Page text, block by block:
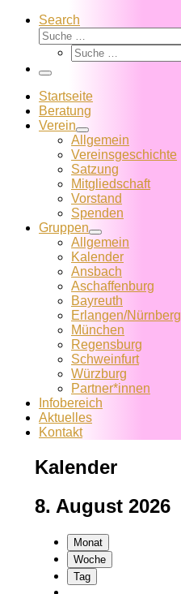
Search
Suche
Suche
Menü
Startseite
Beratung
Verein
Allgemein
Vereins­geschichte
Satzung
Mitglied­schaft
Vorstand
Spenden
Gruppen
Allgemein
Kalender
Ansbach
Aschaffenburg
Bayreuth
Erlangen/Nürnberg
München
Regensburg
Schweinfurt
Würzburg
Partner*innen
Infobereich
Aktuelles
Kontakt
Kalender
8. August 2026
Monat
Woche
Tag